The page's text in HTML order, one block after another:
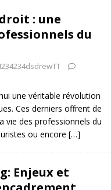
: une
du
une véritable révolution
Ces derniers offrent de
vie des professionnels du
ou encore […]
Enjeux et